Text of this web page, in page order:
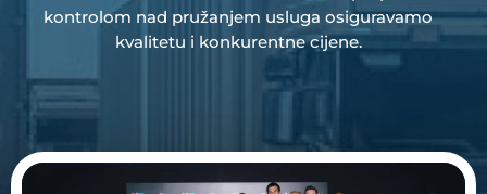
kontrolom nad pružanjem usluga osiguravamo
kvalitetu i konkurentne cijene.